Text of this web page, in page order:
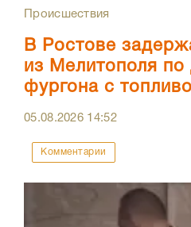
Происшествия
В Ростове
из Мелитополя
фургона с
05.08.2026 14:52
Комментарии